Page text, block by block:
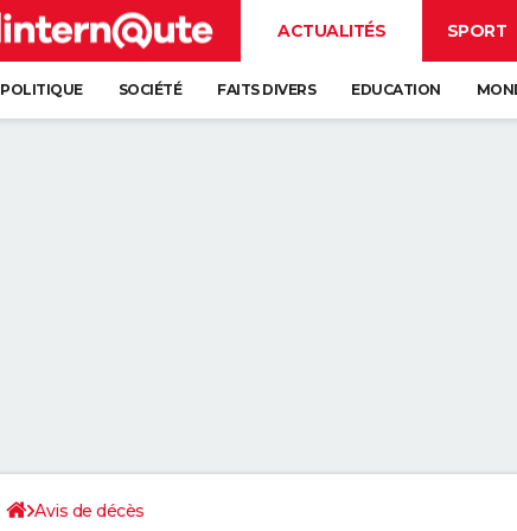
ACTUALITÉS SPORT
POLITIQUE SOCIÉTÉ FAITS DIVERS EDUCATION
Avis de décès